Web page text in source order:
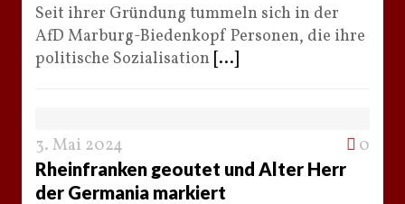
Seit ihrer Gründung tummeln sich in der
AfD Marburg-Biedenkopf Personen, die ihre
politische Sozialisation [...]
3. Mai 2024 0
Rheinfranken geoutet und Alter Herr
der Germania markiert